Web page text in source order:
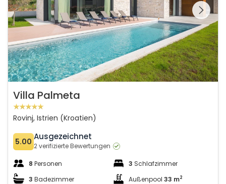
gesamte Galerie
Villa Palmeta
Rovinj, Istrien (Kroatien)
5.00 Ausgezeichnet
2 verifizierte Bewertungen
8 Personen 3 Schlafzimmer
3 Badezimmer Außenpool 33 m2